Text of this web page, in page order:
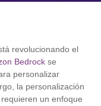
revolucionando el
Bedrock se
personalizar
la personalización
un enfoque